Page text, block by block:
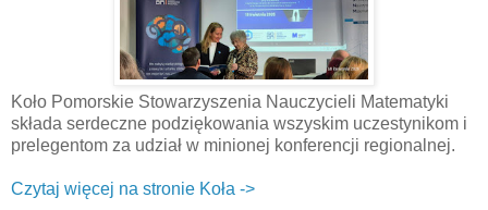
Koło Pomorskie Stowarzyszenia Nauczycieli Matematyki
składa serdeczne podziękowania wszyskim uczestynikom i
prelegentom za udział w minionej konferencji regionalnej.
Czytaj więcej na stronie Koła ->